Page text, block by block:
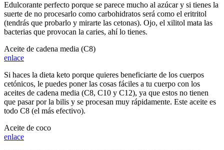
Edulcorante perfecto porque se parece mucho al azúcar y si tienes la
suerte de no procesarlo como carbohidratos será como el eritritol
(tendrás que probarlo y mirarte las cetonas). Ojo, el xilitol mata las
bacterias que provocan la caries, ahí lo tienes.
Aceite de cadena media (C8)
enlace
Si haces la dieta keto porque quieres beneficiarte de los cuerpos
cetónicos, le puedes poner las cosas fáciles a tu cuerpo con los
aceites de cadena media (C8, C10 y C12), ya que estos no tienen
que pasar por la bilis y se procesan muy rápidamente. Este aceite es
todo C8 (el más efectivo).
Aceite de coco
enlace